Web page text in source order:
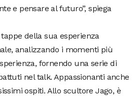
e pensare al futuro”, spiega
della sua esperienza
analizzando i momenti più
fornendo una serie di
nel talk. Appassionanti anche
ospiti. Allo scultore Jago, è